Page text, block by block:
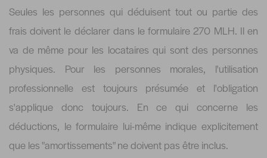
Seules les personnes qui déduisent tout ou partie des
frais doivent le déclarer dans le formulaire 270 MLH. Il en
va de même pour les locataires qui sont des personnes
physiques. Pour les personnes morales, l'utilisation
professionnelle est toujours présumée et l'obligation
s'applique donc toujours. En ce qui concerne les
déductions, le formulaire lui-même indique explicitement
que les "amortissements" ne doivent pas être inclus.